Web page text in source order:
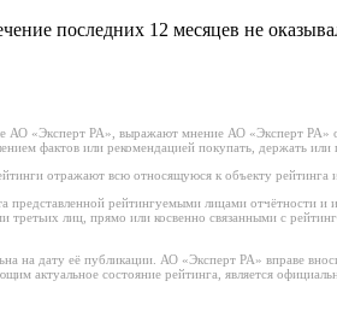
последних 12 месяцев не
АО «Эксперт РА», выражают мнение АО «Эксперт РА»
фактов или рекомендацией покупать, держать
отражают всю относящуюся к объекту
представленной рейтингуемыми лицами отчётности и
третьих лиц, прямо или косвенно связанными с
на дату её публикации. АО «Эксперт РА» вправе
актуальное состояние рейтинга, является